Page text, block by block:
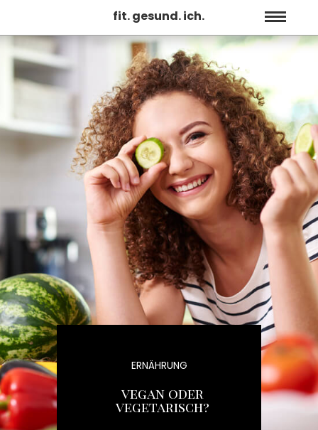
fit. gesund. ich.
ERNÄHRUNG
vegan oder
vegetarisch?